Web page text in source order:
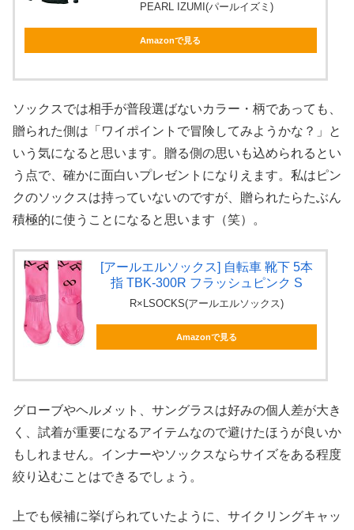
PEARL IZUMI(パールイズミ)
Amazonで見る
ソックスでは相手が普段選ばないカラー・柄であっても、
贈られた側は「ワイポイントで冒険してみようかな？」と
いう気になると思います。贈る側の思いも込められるとい
う点で、確かに面白いプレゼントになりえます。私はピン
クのソックスは持っていないのですが、贈られたらたぶん
積極的に使うことになると思います（笑）。
[アールエルソックス] 自転車 靴下 5本
指 TBK-300R フラッシュピンク S
R×LSOCKS(アールエルソックス)
Amazonで見る
グローブやヘルメット、サングラスは好みの個人差が大き
く、試着が重要になるアイテムなので避けたほうが良いか
もしれません。インナーやソックスならサイズをある程度
絞り込むことはできるでしょう。
上でも候補に挙げられていたように、サイクリングキャッ